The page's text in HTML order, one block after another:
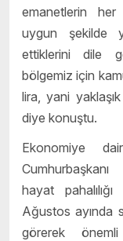
emanetlerin her
uygun şekilde
ettiklerini dile
bölgemiz için
lira, yani
diye konuştu.
Ekonomiye
Cumhurbaşkanı
hayat
Ağustos ayında
görerek